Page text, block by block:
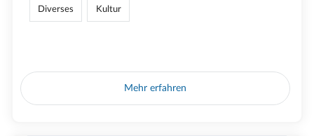
Diverses Kultur
Mehr erfahren